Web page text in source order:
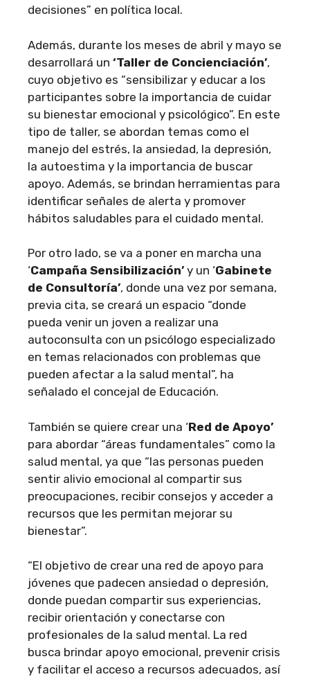
decisiones” en política local.
Además, durante los meses de abril y mayo se
desarrollará un ‘Taller de Concienciación’,
cuyo objetivo es “sensibilizar y educar a los
participantes sobre la importancia de cuidar
su bienestar emocional y psicológico”. En este
tipo de taller, se abordan temas como el
manejo del estrés, la ansiedad, la depresión,
la autoestima y la importancia de buscar
apoyo. Además, se brindan herramientas para
identificar señales de alerta y promover
hábitos saludables para el cuidado mental.
Por otro lado, se va a poner en marcha una
‘Campaña Sensibilización’ y un ‘Gabinete
de Consultoría’, donde una vez por semana,
previa cita, se creará un espacio “donde
pueda venir un joven a realizar una
autoconsulta con un psicólogo especializado
en temas relacionados con problemas que
pueden afectar a la salud mental”, ha
señalado el concejal de Educación.
También se quiere crear una ‘Red de Apoyo’
para abordar “áreas fundamentales” como la
salud mental, ya que “las personas pueden
sentir alivio emocional al compartir sus
preocupaciones, recibir consejos y acceder a
recursos que les permitan mejorar su
bienestar”.
“El objetivo de crear una red de apoyo para
jóvenes que padecen ansiedad o depresión,
donde puedan compartir sus experiencias,
recibir orientación y conectarse con
profesionales de la salud mental. La red
busca brindar apoyo emocional, prevenir crisis
y facilitar el acceso a recursos adecuados, así